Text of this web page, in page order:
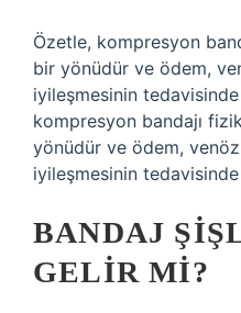
Özetle, kompresyon
bir yönüdür ve ödem,
iyileşmesinin tedavisinde
kompresyon bandajı
yönüdür ve ödem,
iyileşmesinin tedavisinde
BANDAJ
GELIR MI?